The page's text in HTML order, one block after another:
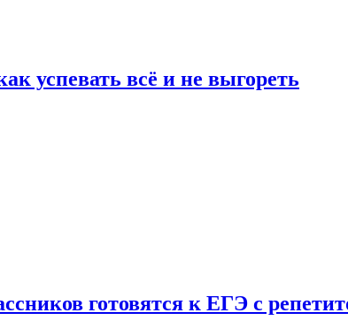
успевать всё и не выгореть
готовятся к ЕГЭ с